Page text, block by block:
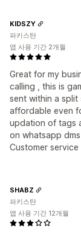
Great for my
calling , this is
sent within a
affordable even
updation of tags
on whatsapp dms
Customer
KIDSZY
파키스탄
앱 사용 기간 2개월
SHABZ
파키스탄
앱 사용 기간 12개월